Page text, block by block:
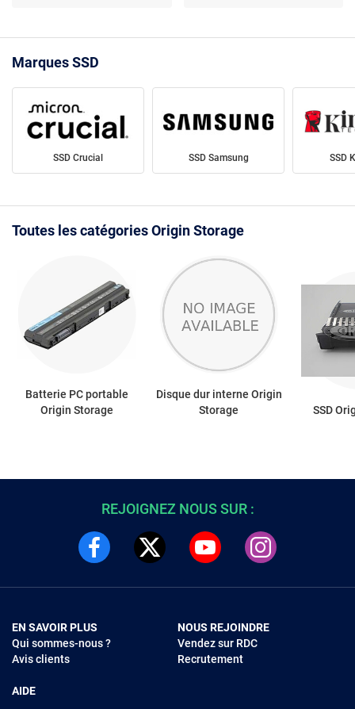
Marques SSD
SSD Crucial SSD Samsung SSD
Toutes les catégories Origin Storage
Batterie PC portable
Origin Storage
Disque dur interne Origin
Storage
SSD
REJOIGNEZ NOUS SUR :
EN SAVOIR PLUS
Qui sommes-nous ?
Avis clients
AIDE
NOUS REJOINDRE
Vendez sur RDC
Recrutement